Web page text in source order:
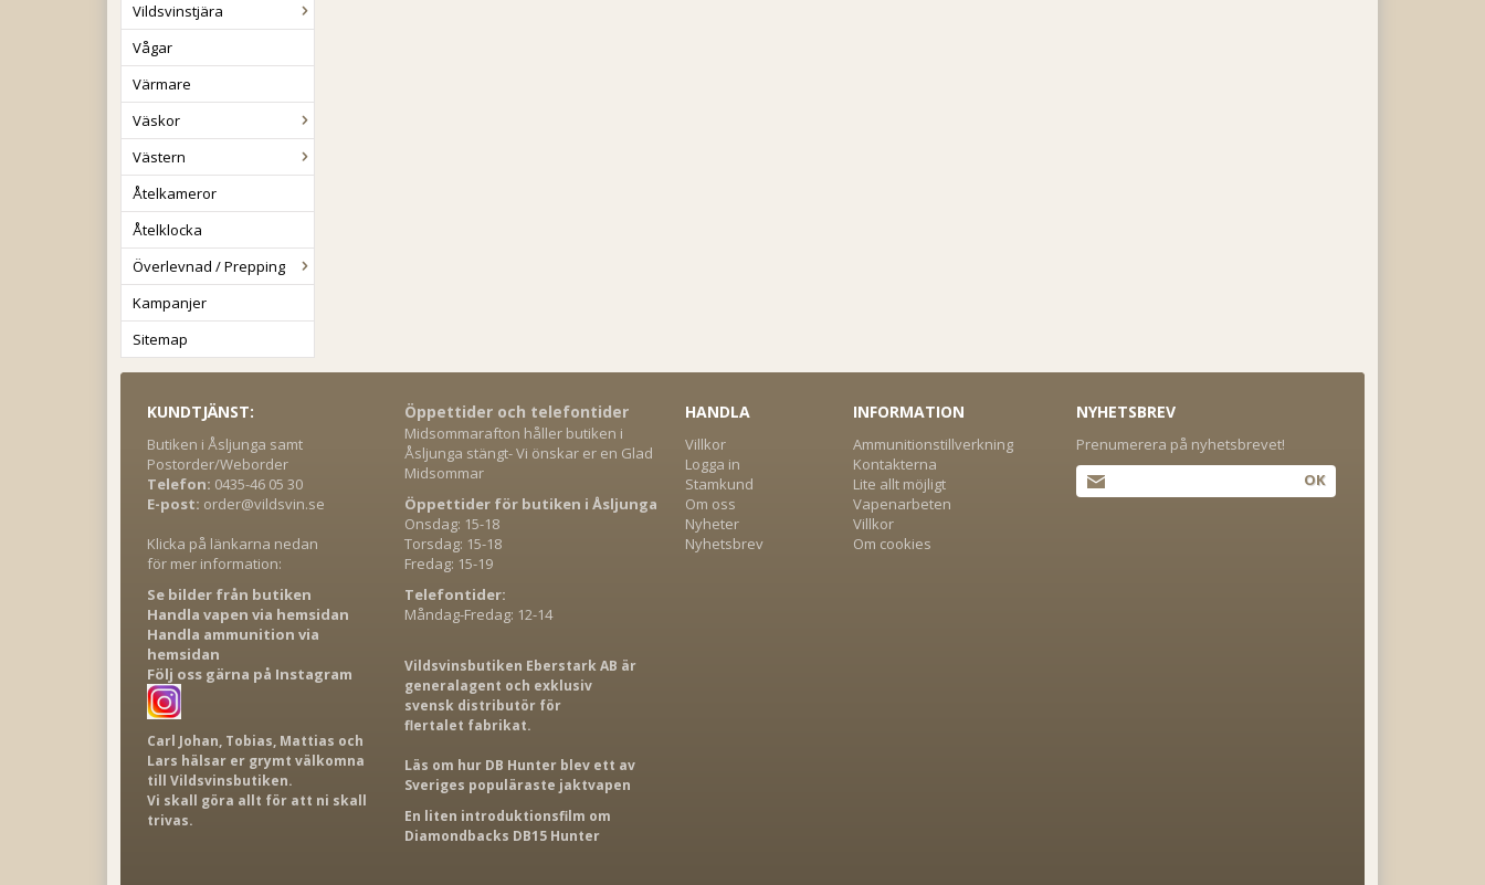
Vildsvinstjära
Vågar
Värmare
Väskor
Västern
Åtelkameror
Åtelklocka
Överlevnad / Prepping
Kampanjer
Sitemap
KUNDTJÄNST:
Butiken i Åsljunga samt
Postorder/Weborder
Telefon: 0435-46 05 30
E-post: order@vildsvin.se
Klicka på länkarna nedan
för mer information:
Se bilder från butiken
Handla vapen via hemsidan
Handla ammunition via
hemsidan
Följ oss gärna på Instagram
Carl Johan, Tobias, Mattias och
Lars hälsar er grymt välkomna
till Vildsvinsbutiken.
Vi skall göra allt för att ni skall
trivas.
Öppettider och telefontider
Midsommarafton håller butiken i
Åsljunga stängt- Vi önskar er en Glad
Midsommar
Öppettider för butiken i Åsljunga
Onsdag: 15-18
Torsdag: 15-18
Fredag: 15-19
Telefontider:
Måndag-Fredag: 12-14
Vildsvinsbutiken Eberstark AB är
generalagent och exklusiv
svensk distributör för
flertalet fabrikat.
Läs om hur DB Hunter blev ett av
Sveriges populäraste jaktvapen
En liten introduktionsfilm om
Diamondbacks DB15 Hunter
HANDLA
Villkor
Logga in
Stamkund
Om oss
Nyheter
Nyhetsbrev
INFORMATION
Ammunitionstillverkning
Kontakterna
Lite allt möjligt
Vapenarbeten
Villkor
Om cookies
NYHETSBREV
Prenumerera på nyhetsbrevet!
OK